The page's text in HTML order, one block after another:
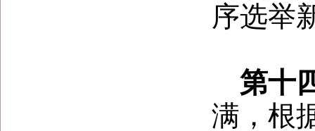
序选举
第十
满，根